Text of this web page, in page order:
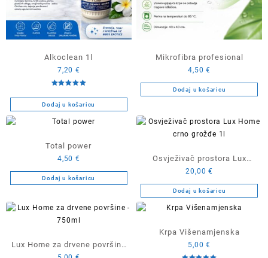
Alkoclean 1l
7,20 €
5.00
od 5
Dodaj u košaricu
Mikrofibra profesional
4,50€
Dodaj u košaricu
Total power
4,50 €
Dodaj u košaricu
Osvježivač prostora Lux
Home crno grožđe 1l
20,00€
Dodaj u košaricu
Lux Home za drvene površine
Krpa Višenamjenska
5,00€